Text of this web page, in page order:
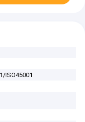
ISO45001